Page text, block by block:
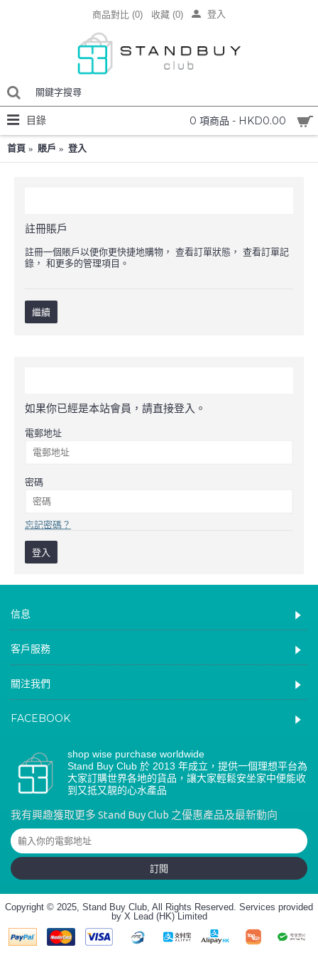
商品對比 (0) 收藏 (0) 登入
0 項商品 - HKD0.00
目錄
首頁 賬戶 登入
註冊賬戶
註冊一個賬戶以便你更快捷地購物， 查看訂單狀態， 查看訂單記
錄， 和更多的管理項目。
繼續
如果你已經是本站會員，請直接登入。
電郵地址
密碼
忘記密碼？
信息
客戶服務
關注我們
FACEBOOK
shop wise purchase worldwide
Stand Buy Club 於 2013 年成立，提供一個理想平台為
大家訂購世界各地的貨品，讓大家輕鬆安坐家中便能收
到又抵又靚的心水產品
我有興趣獲取更多 Stand Buy Club 之優惠產品及最新動向
訂閱
Copyright © 2025, Stand Buy Club, All Rights Reserved. Services provided
by X Lead (HK) Limited